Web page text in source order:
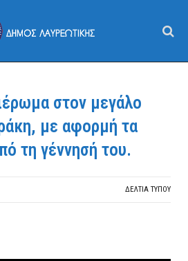
στον μεγάλο
με αφορμή τα
τη γέννησή του.
ΔΕΛΤΙΑ ΤΥΠΟΥ